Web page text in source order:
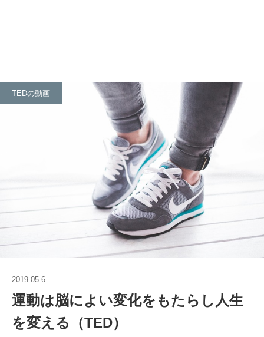
TEDの動画
2019.05.6
運動は脳によい変化をもたらし人生
を変える（TED）